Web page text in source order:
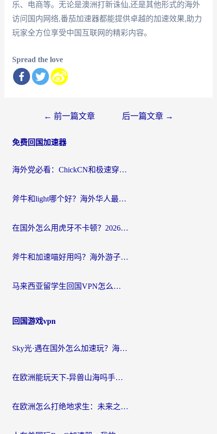
乐、电商等。无论是澳洲打新诛仙,还是其他形式的海外
访问国内网络,番茄加速器都能提供卓越的加速效果,助力
玩家全方位享受中国互联网的精彩内容。
Spread the love
导
← 前一篇文章 后一篇文章 →
免费回国加速器
海外党必看：ChickCN和极速穿梭VPN好用吗？3招教你选对回国加速器无缝刷国内资源
斧牛和light哪个好？海外华人最关心的回国加速器选择难题，一篇讲透
在国外怎么用虎牙不卡顿？2026海外华人亲测有效的回国加速器选择指南
斧牛和加速喵好用吗？海外游子的真实选择困境
马来西亚留学生回国VPN怎么选？3个避坑点+1款实测好用的加速器推荐
回国游戏vpn
Sky光·遇在国外怎么加速玩？海外党亲测有效的国服游戏加速指南
在欧洲能玩天下-异兽山海吗手游？海外玩家的加速器生存指南
在欧洲怎么打绝地求生：未来之役不卡？留学生亲测的加速器避坑指南